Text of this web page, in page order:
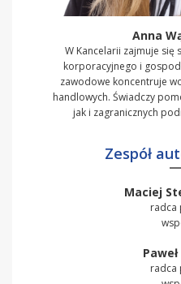
Anna
W Kancelarii zajmuje się
korporacyjnego i
zawodowe koncentruje
handlowych. Świadczy
jak i zagranicznych
Zespół
Maciej
radca
radca